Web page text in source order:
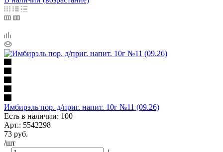
Имбирэль пор. д/приг. напит. 10г №11 (09.26)
Есть в наличии: 100
Арт.: 5542298
73 руб.
/шт